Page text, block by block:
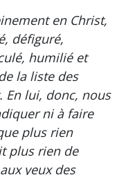
en Christ,
défiguré,
humilié et
la liste des
En lui, donc, nous
ni à faire
plus rien
plus rien de
yeux des